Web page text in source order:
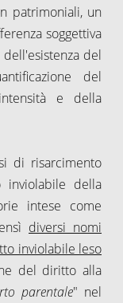
patrimoniali, un
soggettiva
del
del
e della
di risarcimento
inviolabile della
intese come
diversi nomi
inviolabile leso
del diritto alla
parentale" nel